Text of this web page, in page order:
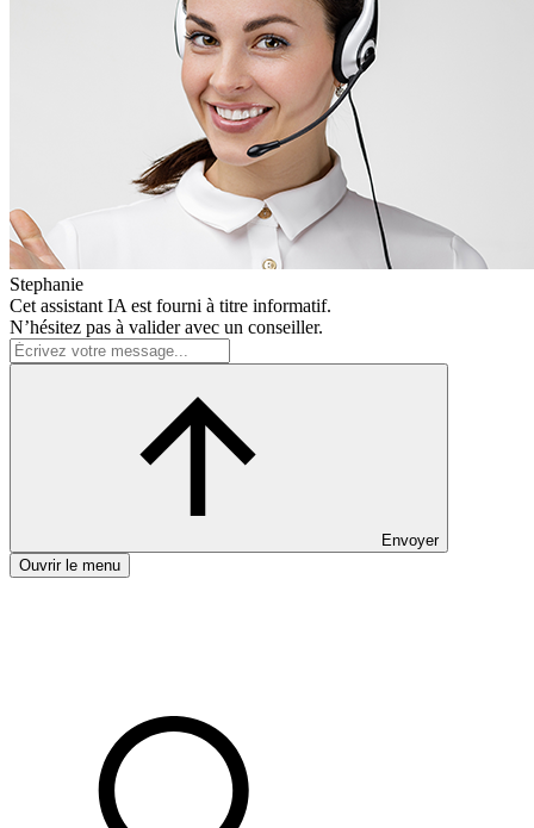
Stephanie
Cet assistant IA est fourni à titre informatif.
N’hésitez pas à valider avec un conseiller.
Envoyer
Ouvrir le menu